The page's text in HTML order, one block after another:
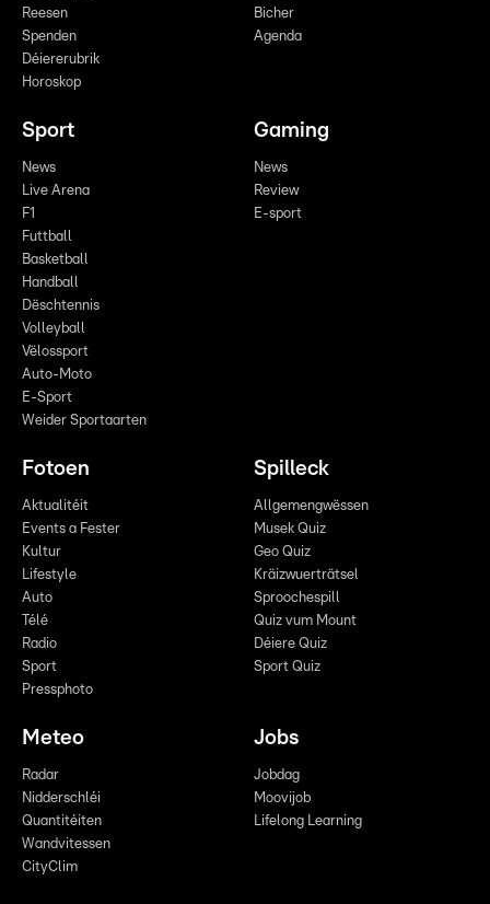
Reesen
Spenden
Déiererubrik
Horoskop
Bicher
Agenda
Sport
News
Live Arena
F1
Futtball
Basketball
Handball
Dëschtennis
Volleyball
Vëlossport
Auto-Moto
E-Sport
Weider Sportaarten
Gaming
News
Review
E-sport
Fotoen
Aktualitéit
Events a Fester
Kultur
Lifestyle
Auto
Télé
Radio
Sport
Pressphoto
Spilleck
Allgemengwëssen
Musek Quiz
Geo Quiz
Kräizwuerträtsel
Sproochespill
Quiz vum Mount
Déiere Quiz
Sport Quiz
Meteo
Radar
Nidderschléi
Quantitéiten
Wandvitessen
CityClim
Jobs
Jobdag
Moovijob
Lifelong Learning